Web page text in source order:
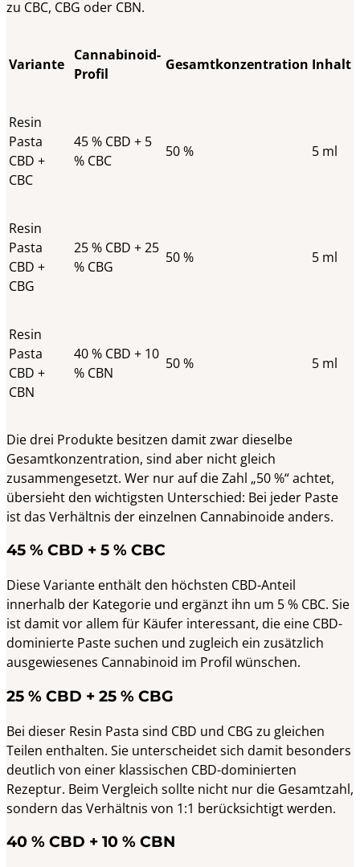
zu CBC, CBG oder CBN.
Variante
Cannabinoid-
Profil
Gesamtkonzentration Inhalt
Resin
Pasta
CBD +
CBC
45 % CBD + 5
% CBC
50 % 5 ml
Resin
Pasta
CBD +
CBG
25 % CBD + 25
% CBG
50 % 5 ml
Resin
Pasta
CBD +
CBN
40 % CBD + 10
% CBN
50 % 5 ml
Die drei Produkte besitzen damit zwar dieselbe
Gesamtkonzentration, sind aber nicht gleich
zusammengesetzt. Wer nur auf die Zahl „50 %“ achtet,
übersieht den wichtigsten Unterschied: Bei jeder Paste
ist das Verhältnis der einzelnen Cannabinoide anders.
45 % CBD + 5 % CBC
Diese Variante enthält den höchsten CBD-Anteil
innerhalb der Kategorie und ergänzt ihn um 5 % CBC. Sie
ist damit vor allem für Käufer interessant, die eine CBD-
dominierte Paste suchen und zugleich ein zusätzlich
ausgewiesenes Cannabinoid im Profil wünschen.
25 % CBD + 25 % CBG
Bei dieser Resin Pasta sind CBD und CBG zu gleichen
Teilen enthalten. Sie unterscheidet sich damit besonders
deutlich von einer klassischen CBD-dominierten
Rezeptur. Beim Vergleich sollte nicht nur die Gesamtzahl,
sondern das Verhältnis von 1:1 berücksichtigt werden.
40 % CBD + 10 % CBN